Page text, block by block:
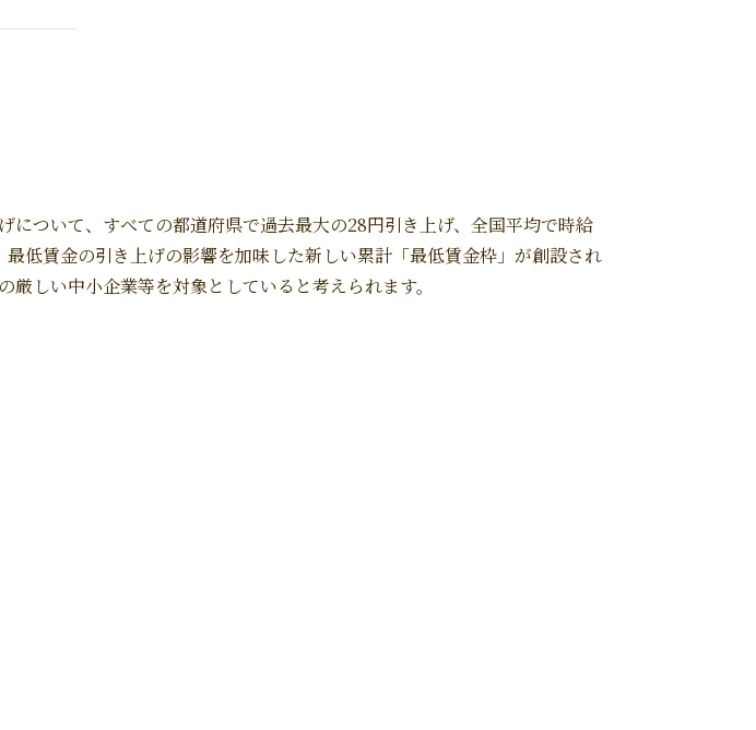
ついて、すべての都道府県で過去最大の28円引き上げ、全国平均で時給
低賃金の引き上げの影響を加味した新しい累計「最低賃金枠」が創設され
しい中小企業等を対象としていると考えられます。